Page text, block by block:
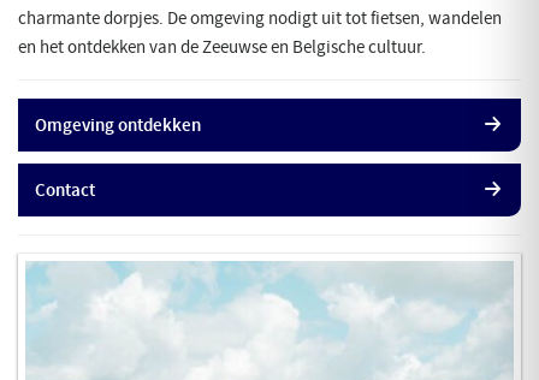
charmante dorpjes. De omgeving nodigt uit tot fietsen, wandelen
en het ontdekken van de Zeeuwse en Belgische cultuur.
Omgeving ontdekken
Contact